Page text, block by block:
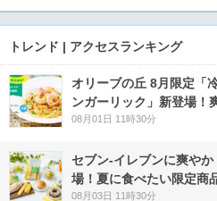
トレンド | アクセスランキング
オリーブの丘 8月限定「
ンガーリック」新登場！
08月01日 11時30分
セブン‐イレブンに爽や
場！夏に食べたい限定商
08月03日 11時30分